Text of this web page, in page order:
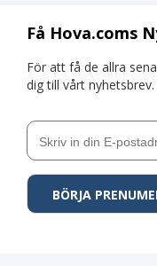
Få Hova.coms
För att få de allra
dig till vårt